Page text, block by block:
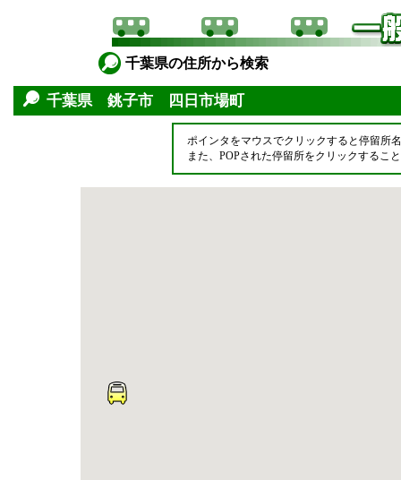
千葉県の住所から検索
千葉県 銚子市 四日市場町
ポインタをマウスでクリックすると停留所
また、POPされた停留所をクリックするこ